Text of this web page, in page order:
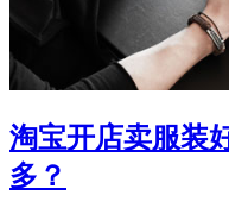
淘宝开店卖服装
多？